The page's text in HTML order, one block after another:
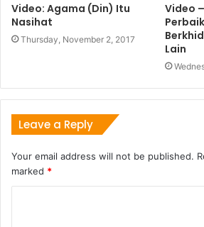
Video: Agama (Din) Itu
Nasihat
Thursday, November 2, 2017
Video
Lain
Leave a Reply
Your email address will not be published.
marked *